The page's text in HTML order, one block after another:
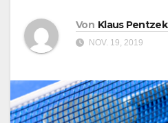
Von Klaus Pentzek
NOV. 19, 2019